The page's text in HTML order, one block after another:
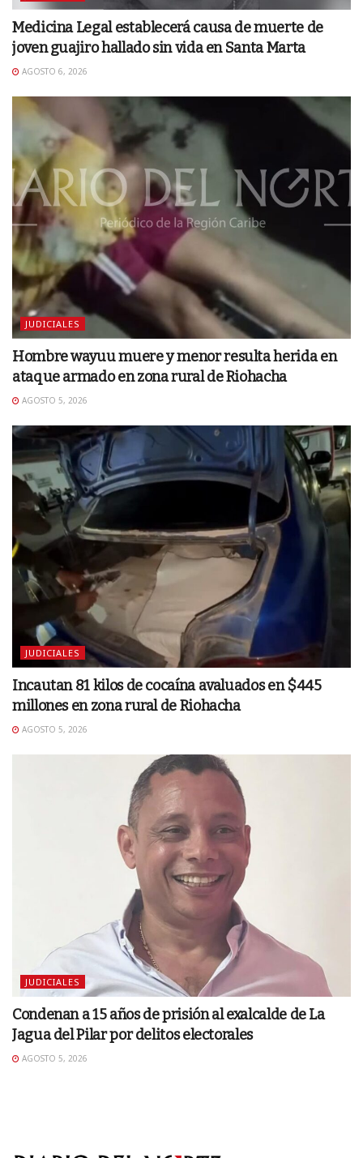
Medicina Legal establecerá causa de muerte de
joven guajiro hallado sin vida en Santa Marta
AGOSTO 6, 2026
JUDICIALES
Hombre wayuu muere y menor resulta herida en
ataque armado en zona rural de Riohacha
AGOSTO 5, 2026
JUDICIALES
Incautan 81 kilos de cocaína avaluados en $445
millones en zona rural de Riohacha
AGOSTO 5, 2026
JUDICIALES
Condenan a 15 años de prisión al exalcalde de La
Jagua del Pilar por delitos electorales
AGOSTO 5, 2026